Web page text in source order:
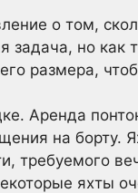
о том,
но как
размера,
Аренда
на борту.
требуемого
яхты